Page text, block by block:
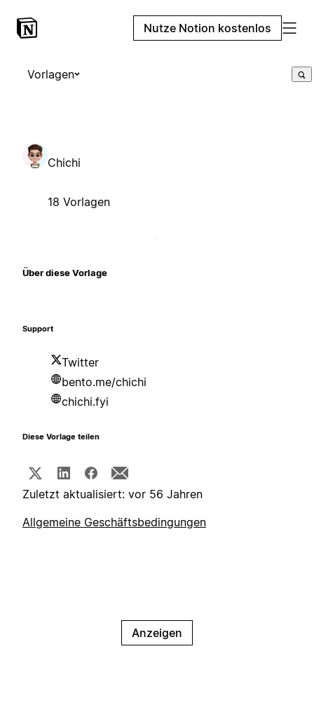
Nutze Notion kostenlos
Vorlagen
Chichi
18 Vorlagen
Über diese Vorlage
Support
Twitter
bento.me/chichi
chichi.fyi
Diese Vorlage teilen
Zuletzt aktualisiert: vor 56 Jahren
Allgemeine Geschäftsbedingungen
Anzeigen